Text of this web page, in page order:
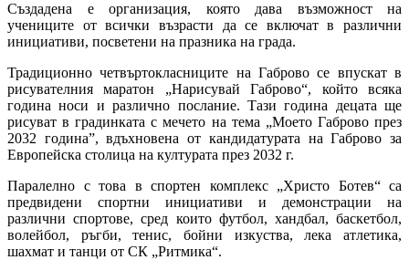
Създадена е организация, която дава възможност на
учениците от всички възрасти да се включат в различни
инициативи, посветени на празника на града.
Традиционно четвъртокласниците на Габрово се впускат в
рисувателния маратон „Нарисувай Габрово“, който всяка
година носи и различно послание. Тази година децата ще
рисуват в градинката с мечето на тема „Моето Габрово през
2032 година”, вдъхновена от кандидатурата на Габрово за
Европейска столица на културата през 2032 г.
Паралелно с това в спортен комплекс „Христо Ботев“ са
предвидени спортни инициативи и демонстрации на
различни спортове, сред които футбол, хандбал, баскетбол,
волейбол, ръгби, тенис, бойни изкуства, лека атлетика,
шахмат и танци от СК „Ритмика“.